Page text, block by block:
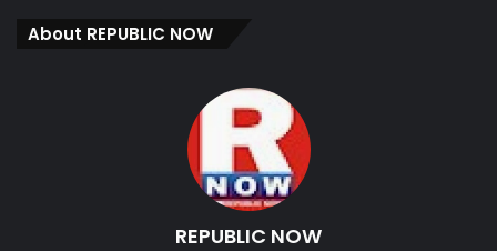
About REPUBLIC NOW
REPUBLIC NOW